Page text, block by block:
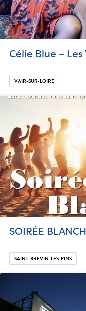
Célie Blue –
VAIR-SUR-LOIRE
SOIRÉE
SAINT-BREVIN-LES-PINS